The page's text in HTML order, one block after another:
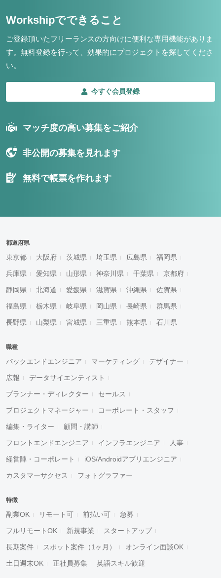
Workshipでできること
ご登録頂いたフリーランスの方向けに便利な専用機能がありま
す。 無料登録を行って、効果的にプロジェクトを探してくださ
い。
今すぐ会員登録
マッチ度の高い募集をご紹介
非公開の募集を見れます
無料で帳票を作れます
都道府県
東京都 大阪府 茨城県 埼玉県 広島県 福岡県
兵庫県 愛知県 山形県 神奈川県 千葉県 京都府
静岡県 北海道 愛媛県 滋賀県 沖縄県 佐賀県
福島県 栃木県 岐阜県 岡山県 長崎県 群馬県
長野県 山梨県 宮城県 三重県 熊本県 石川県
職種
バックエンドエンジニア マーケティング デザイナー
広報 データサイエンティスト
プランナー・ディレクター セールス
プロジェクトマネージャー コーポレート・スタッフ
編集・ライター 顧問・講師
フロントエンドエンジニア インフラエンジニア 人事
経営陣・コーポレート iOS/Androidアプリエンジニア
カスタマーサクセス フォトグラファー
特徴
副業OK リモート可 前払い可 急募
フルリモートOK 新規事業 スタートアップ
長期案件 スポット案件（1ヶ月） オンライン面談OK
土日週末OK 正社員募集 英語スキル歓迎